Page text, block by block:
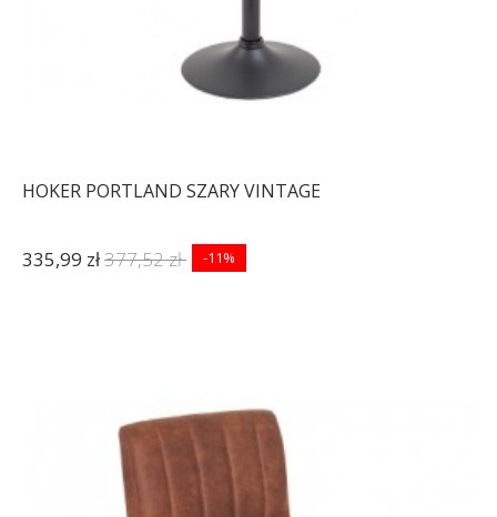
HOKER PORTLAND SZARY VINTAGE
335,99 zł377,52 zł -11%